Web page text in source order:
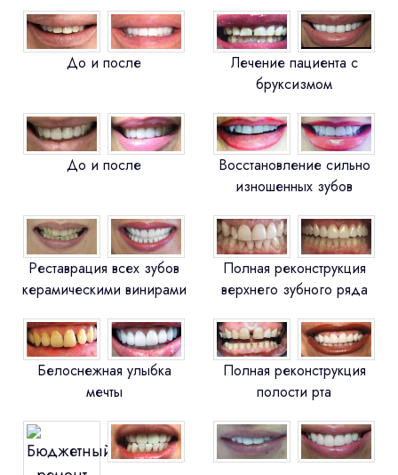
До и после
Лечение пациента с
бруксизмом
До и после
Восстановление сильно
изношенных зубов
Реставрация всех зубов
керамическими винирами
Полная реконструкция
верхнего зубного ряда
Белоснежная улыбка
мечты
Полная реконструкция
полости рта